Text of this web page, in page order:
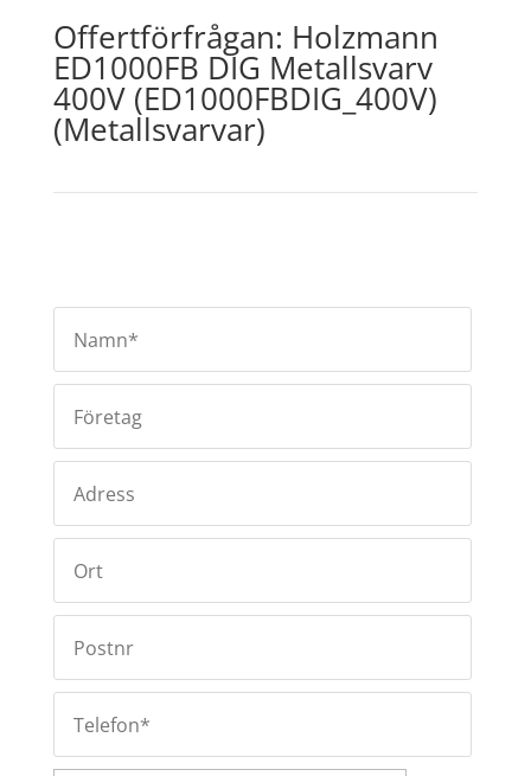
Offertförfrågan: Holzmann
ED1000FB DIG Metallsvarv
400V (ED1000FBDIG_400V)
(Metallsvarvar)